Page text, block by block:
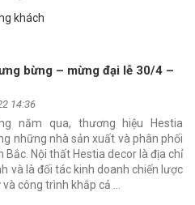
khách
bừng – mừng đại lễ 30/4 –
14:36
năm qua, thương hiệu Hestia
những nhà sản xuất và phân phối
Nội thất Hestia decor là địa chỉ
và là đối tác kinh doanh chiến lược
công trình khắp cả …